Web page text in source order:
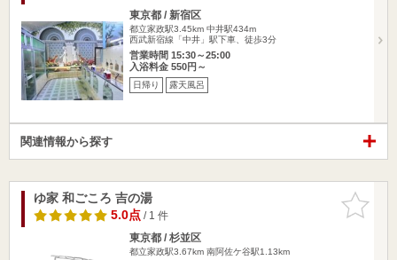
東京都 / 新宿区
都立家政駅3.45km 中井駅434m
西武新宿線「中井」駅下車、徒歩3分
営業時間 15:30～25:00
入浴料金 550円～
日帰り 露天風呂
関連情報から探す
お気に入
りに追加
ゆ家 和ごころ 吉の湯
5.0点/ 1 件
東京都 / 杉並区
都立家政駅3.67km 南阿佐ケ谷駅1.13km